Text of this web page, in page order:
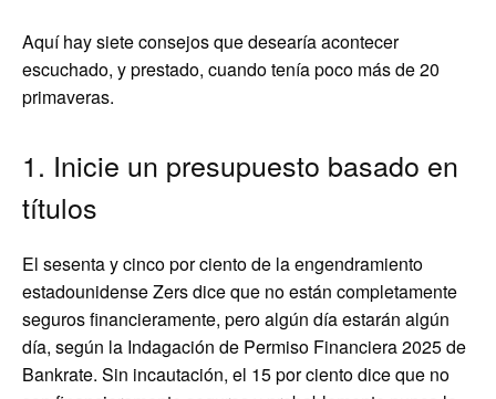
Aquí hay siete consejos que desearía acontecer
escuchado, y prestado, cuando tenía poco más de 20
primaveras.
1. Inicie un presupuesto basado en
títulos
El sesenta y cinco por ciento de la engendramiento
estadounidense Zers dice que no están completamente
seguros financieramente, pero algún día estarán algún
día, según la Indagación de Permiso Financiera 2025 de
Bankrate. Sin incautación, el 15 por ciento dice que no